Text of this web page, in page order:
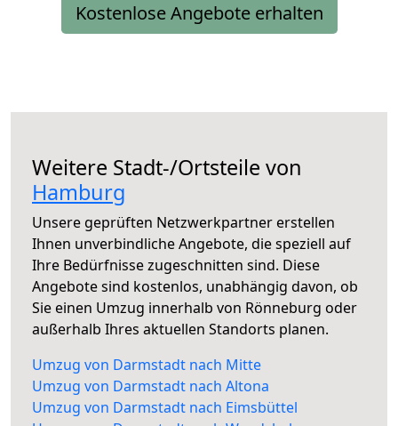
Kostenlose Angebote erhalten
Weitere Stadt-/Ortsteile von
Hamburg
Unsere geprüften Netzwerkpartner erstellen
Ihnen unverbindliche Angebote, die speziell auf
Ihre Bedürfnisse zugeschnitten sind. Diese
Angebote sind kostenlos, unabhängig davon, ob
Sie einen Umzug innerhalb von Rönneburg oder
außerhalb Ihres aktuellen Standorts planen.
Umzug von Darmstadt nach Mitte
Umzug von Darmstadt nach Altona
Umzug von Darmstadt nach Eimsbüttel